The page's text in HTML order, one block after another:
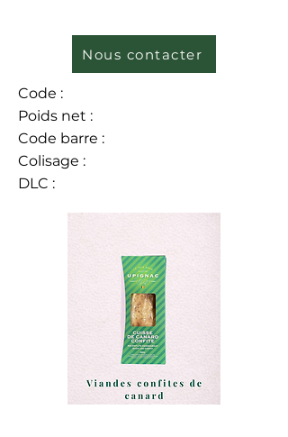
Nous contacter
Code :
Poids net :
Code barre :
Colisage :
DLC :